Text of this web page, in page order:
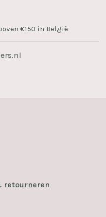
€150 in België
retourneren